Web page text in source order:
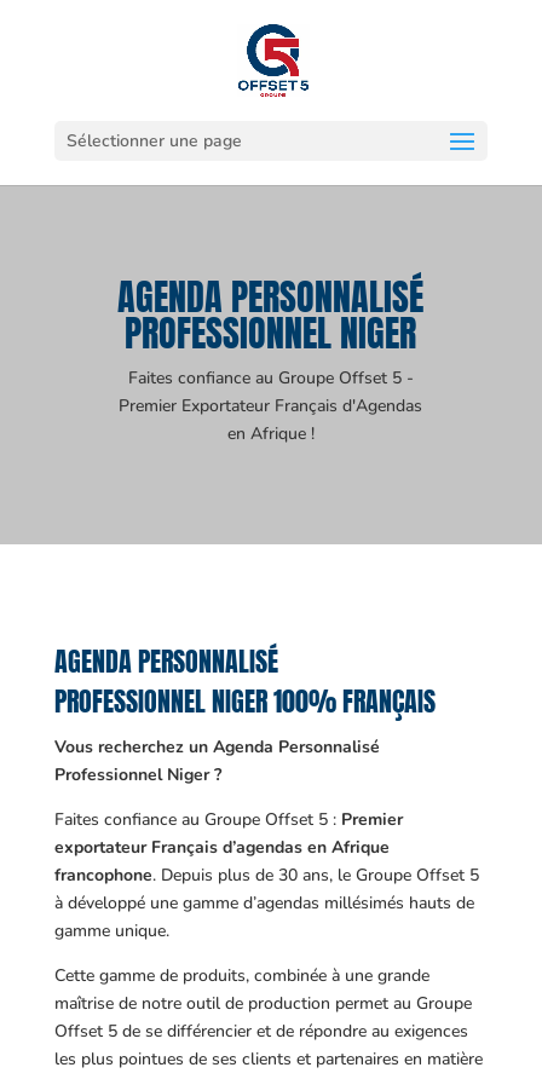
Sélectionner une page
AGENDA PERSONNALISÉ
PROFESSIONNEL NIGER
Faites confiance au Groupe Offset 5 -
Premier Exportateur Français d'Agendas
en Afrique !
AGENDA PERSONNALISÉ
PROFESSIONNEL NIGER 100% FRANÇAIS
Vous recherchez un Agenda Personnalisé
Professionnel Niger ?
Faites confiance au Groupe Offset 5 : Premier
exportateur Français d’agendas en Afrique
francophone. Depuis plus de 30 ans, le Groupe Offset 5
à développé une gamme d’agendas millésimés hauts de
gamme unique.
Cette gamme de produits, combinée à une grande
maîtrise de notre outil de production permet au Groupe
Offset 5 de se différencier et de répondre au exigences
les plus pointues de ses clients et partenaires en matière